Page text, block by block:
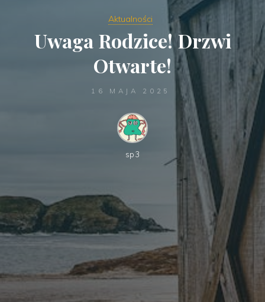
Aktualności
Uwaga Rodzice! Drzwi
Otwarte!
16 MAJA 2025
sp3